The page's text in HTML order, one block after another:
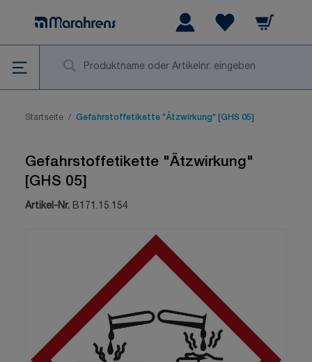
Warenkorb
Startseite / Gefahrstoffetikette "Ätzwirkung" [GHS 05]
Gefahrstoffetikette "Ätzwirkung"
[GHS 05]
Artikel-Nr. B171.15.154